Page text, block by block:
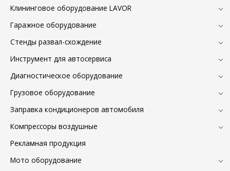
Клининговое оборудование LAVOR
Гаражное оборудование
Стенды развал-схождение
Инструмент для автосервиса
Диагностическое оборудование
Грузовое оборудование
Заправка кондиционеров автомобиля
Компрессоры воздушные
Рекламная продукция
Мото оборудование